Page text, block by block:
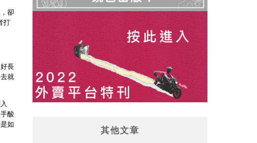
卻
打
長
就
酸
如
其他文章